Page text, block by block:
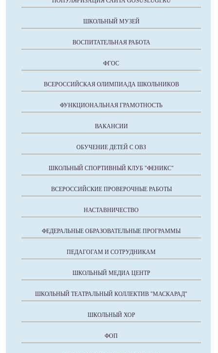
ШКОЛЬНЫЙ МУЗЕЙ
ВОСПИТАТЕЛЬНАЯ РАБОТА
ФГОС
ВСЕРОССИЙСКАЯ ОЛИМПИАДА ШКОЛЬНИКОВ
ФУНКЦИОНАЛЬНАЯ ГРАМОТНОСТЬ
ВАКАНСИИ
ОБУЧЕНИЕ ДЕТЕЙ С ОВЗ
ШКОЛЬНЫЙ СПОРТИВНЫЙ КЛУБ "ФЕНИКС"
ВСЕРОССИЙСКИЕ ПРОВЕРОЧНЫЕ РАБОТЫ
НАСТАВНИЧЕСТВО
ФЕДЕРАЛЬНЫЕ ОБРАЗОВАТЕЛЬНЫЕ ПРОГРАММЫ
ПЕДАГОГАМ И СОТРУДНИКАМ
ШКОЛЬНЫЙ МЕДИА ЦЕНТР
ШКОЛЬНЫЙ ТЕАТРАЛЬНЫЙ КОЛЛЕКТИВ "МАСКАРАД"
ШКОЛЬНЫЙ ХОР
ФОП